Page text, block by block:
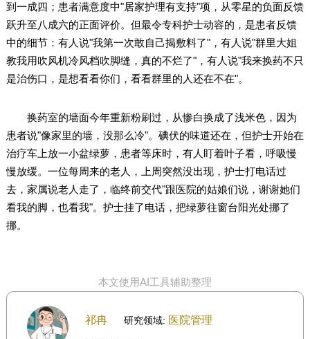
到一成四；患者满意度中"居家护理有支持"项，从零星的负面反馈
跃升至八成六的正面评价。但最令专科护士动容的，是患者反馈
中的细节：有人说"我第一次敢自己揭敷料了"，有人说"群里大姐
教我用吹风机冷风档吹脚缝，真的不烂了"，有人说"我来换药不只
是治伤口，是想看看你们，看看群里的人还在不在"。
换药室的墙面今年重新粉刷过，从惨白换成了浅米色，因为
患者说"像家里的墙，没那么冷"。碘伏的味道还在，但护士开始在
治疗车上放一小盆绿萝，患者等床时，有人盯着叶子看，呼吸慢
慢放缓。一位每周来的老人，上周突然没出现，护士打电话过
去，家属说老人走了，临终前交代"跟医院的姑娘们说，谢谢她们
看我的脚，也看我"。护士挂了电话，把绿萝往窗台阳光处挪了
挪。
本文使用AI工具辅助整理
祁冉 研究领域: 医院管理